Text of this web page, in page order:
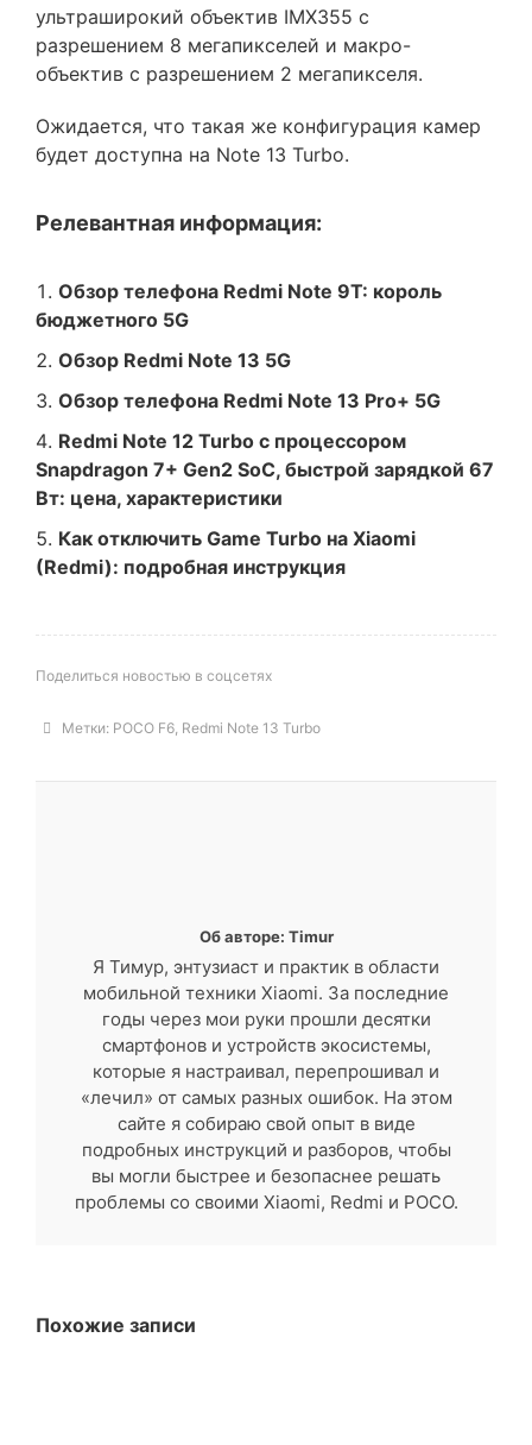
ультраширокий объектив IMX355 с
разрешением 8 мегапикселей и макро-
объектив с разрешением 2 мегапикселя.
Ожидается, что такая же конфигурация камер
будет доступна на Note 13 Turbo.
Релевантная информация:
Обзор телефона Redmi Note 9T: король
бюджетного 5G
Обзор Redmi Note 13 5G
Обзор телефона Redmi Note 13 Pro+ 5G
Redmi Note 12 Turbo с процессором
Snapdragon 7+ Gen2 SoC, быстрой зарядкой 67
Вт: цена, характеристики
Как отключить Game Turbo на Xiaomi
(Redmi): подробная инструкция
Поделиться новостью в соцсетях
Метки: POCO F6 Redmi Note 13 Turbo
Об авторе: Timur
Я Тимур, энтузиаст и практик в области
мобильной техники Xiaomi. За последние
годы через мои руки прошли десятки
смартфонов и устройств экосистемы,
которые я настраивал, перепрошивал и
«лечил» от самых разных ошибок. На этом
сайте я собираю свой опыт в виде
подробных инструкций и разборов, чтобы
вы могли быстрее и безопаснее решать
проблемы со своими Xiaomi, Redmi и POCO.
Похожие записи